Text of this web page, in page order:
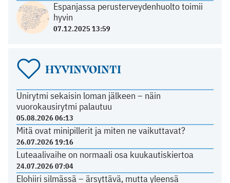
Espanjassa perusterveydenhuolto toimii
hyvin
07.12.2025 13:59
HYVINVOINTI
Unirytmi sekaisin loman jälkeen – näin
vuorokausirytmi palautuu
05.08.2026 06:13
Mitä ovat minipillerit ja miten ne vaikuttavat?
26.07.2026 19:16
Luteaalivaihe on normaali osa kuukautiskiertoa
24.07.2026 07:04
Elohiiri silmässä – ärsyttävä, mutta yleensä